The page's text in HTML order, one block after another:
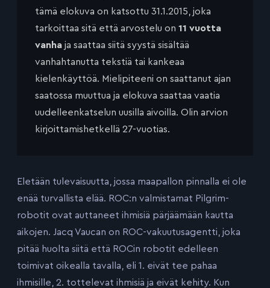
tämä elokuva on katsottu 31.1.2015, joka
tarkoittaa sitä että arvostelu on 11 vuotta
vanha ja saattaa siitä syystä sisältää
vanhahtanutta tekstiä tai kankeaa
kielenkäyttöä. Mielipiteeni on saattanut ajan
saatossa muuttua ja elokuva saattaa vaatia
uudelleenkatselun uusilla aivoilla. Olin arvion
kirjoittamishetkellä 27-vuotias.
Eletään tulevaisuutta, jossa maapallon pinnalla ei ole
enää turvallista elää. ROC:n valmistamat Pilgrim-
robotit ovat auttaneet ihmisiä pärjäämään kautta
aikojen. Jacq Vaucan on ROC-vakuutusagentti, joka
pitää huolta siitä että ROCin robotit edelleen
toimivat oikealla tavalla, eli 1. eivät tee pahaa
ihmisille, 2. tottelevat ihmisiä ja eivät kehity. Kun